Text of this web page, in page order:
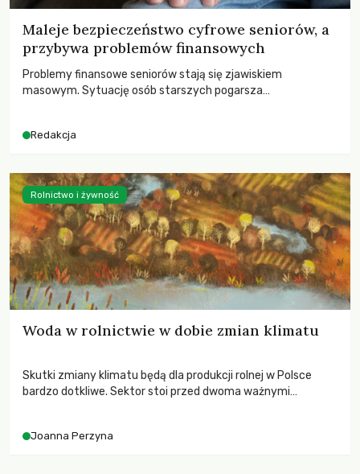
Maleje bezpieczeństwo cyfrowe seniorów, a
przybywa problemów finansowych
Problemy finansowe seniorów stają się zjawiskiem
masowym. Sytuację osób starszych pogarsza
Redakcja
Woda w rolnictwie w dobie zmian klimatu
Skutki zmiany klimatu będą dla produkcji rolnej w Polsce
bardzo dotkliwe. Sektor stoi przed dwoma ważnymi
zachodzących zmian klimatycznych. Wymagać to będzie
Joanna Perzyna
Rolnictwo i żywność